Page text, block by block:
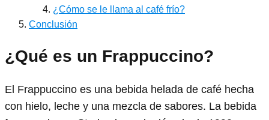
¿Cómo se le llama al café frío?
Conclusión
¿Qué es un Frappuccino?
El Frappuccino es una bebida helada de café hecha
con hielo, leche y una mezcla de sabores. La bebida